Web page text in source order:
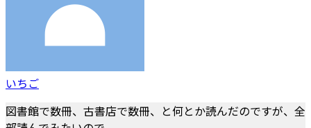
いちご
図書館で数冊、古書店で数冊、と何とか読んだのですが、全